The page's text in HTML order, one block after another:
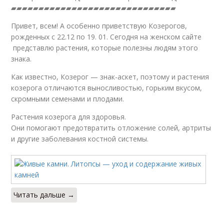
▰▰▰▰▰▰▰▰▰▰▰▰▰▰▰▰▰▰▰▰▰▰▰▰▰▰▰▰▰▰
Привет, всем! А особенно приветствую Козерогов,
рожденных с 22.12 по 19. 01. Сегодня на женском сайте
представлю растения, которые полезны людям этого
знака.
Как известно, Козерог — знак-аскет, поэтому и растения
козерога отличаются выносливостью, горьким вкусом,
скромными семенами и плодами.
Растения козерога для здоровья.
Они помогают предотвратить отложение солей, артриты
и другие заболевания костной системы.
Читать дальше →